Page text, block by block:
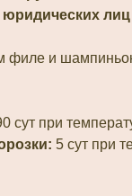
лиц
филе и
сут при
5 сут при